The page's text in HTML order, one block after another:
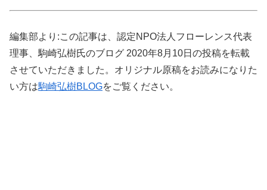
編集部より:この記事は、認定NPO法人フローレンス代表
理事、駒崎弘樹氏のブログ 2020年8月10日の投稿を転載
させていただきました。オリジナル原稿をお読みになりた
い方は駒崎弘樹BLOGをご覧ください。